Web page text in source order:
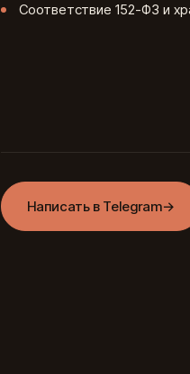
Соответствие 152-ФЗ и
Написать в Telegram→